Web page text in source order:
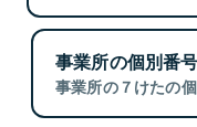
事業所の個別番
事業所の７けたの